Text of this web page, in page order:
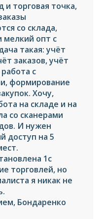
и торговая точка,
со склада,
мелкий опт с
такая: учёт
заказов, учёт
с
формирование
Хочу,
на складе и на
со сканерами
И нужен
доступ на 5
1с
торговлей, но
я никак не
Бондаренко